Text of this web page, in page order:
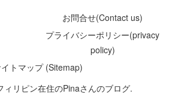
お問合せ(Contact us)
プライバシーポリシー(privacy
policy)
トマップ (Sitemap)
リピン在住のPinaさんのブログ.